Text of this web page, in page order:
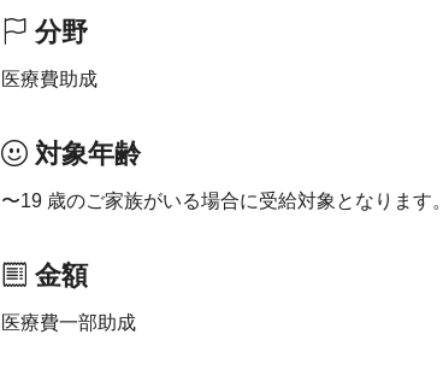
分野
医療費助成
対象年齢
〜19 歳のご家族がいる場合に受給対象となります。
金額
医療費一部助成